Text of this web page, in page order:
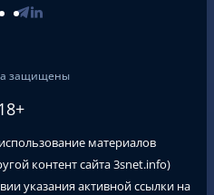
защищены
18+
материалов
контент сайта3snet.info)
указания активной ссылки на